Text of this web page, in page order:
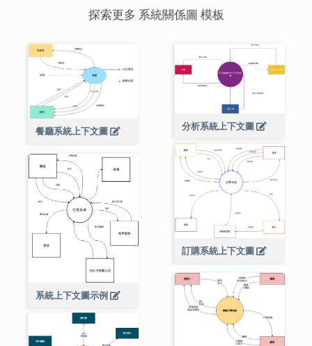
探索更多 系統關係圖 模板
餐廳系統上下文圖 分析系統上下文圖
訂購系統上下文圖
系統上下文圖示例